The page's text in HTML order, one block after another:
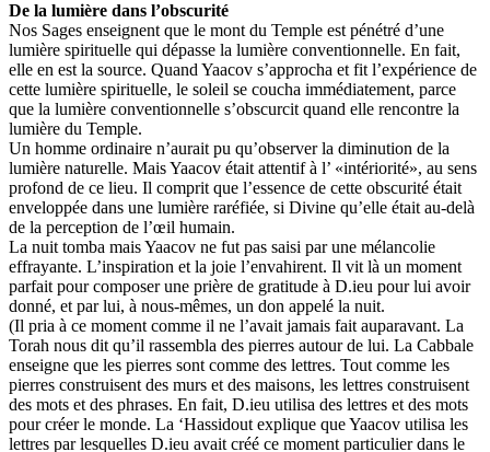
De la lumière dans l’obscurité
Nos Sages enseignent que le mont du Temple est pénétré d’une
lumière spirituelle qui dépasse la lumière conventionnelle. En fait,
elle en est la source. Quand Yaacov s’approcha et fit l’expérience de
cette lumière spirituelle, le soleil se coucha immédiatement, parce
que la lumière conventionnelle s’obscurcit quand elle rencontre la
lumière du Temple.
Un homme ordinaire n’aurait pu qu’observer la diminution de la
lumière naturelle. Mais Yaacov était attentif à l’ «intériorité», au sens
profond de ce lieu. Il comprit que l’essence de cette obscurité était
enveloppée dans une lumière raréfiée, si Divine qu’elle était au-delà
de la perception de l’œil humain.
La nuit tomba mais Yaacov ne fut pas saisi par une mélancolie
effrayante. L’inspiration et la joie l’envahirent. Il vit là un moment
parfait pour composer une prière de gratitude à D.ieu pour lui avoir
donné, et par lui, à nous-mêmes, un don appelé la nuit.
(Il pria à ce moment comme il ne l’avait jamais fait auparavant. La
Torah nous dit qu’il rassembla des pierres autour de lui. La Cabbale
enseigne que les pierres sont comme des lettres. Tout comme les
pierres construisent des murs et des maisons, les lettres construisent
des mots et des phrases. En fait, D.ieu utilisa des lettres et des mots
pour créer le monde. La ‘Hassidout explique que Yaacov utilisa les
lettres par lesquelles D.ieu avait créé ce moment particulier dans le